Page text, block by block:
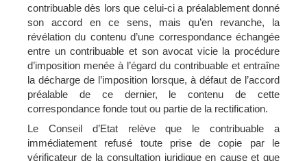
contribuable dès lors que celui-ci a préalablement donné
son accord en ce sens, mais qu’en revanche, la
révélation du contenu d’une correspondance échangée
entre un contribuable et son avocat vicie la procédure
d’imposition menée à l’égard du contribuable et entraîne
la décharge de l’imposition lorsque, à défaut de l’accord
préalable de ce dernier, le contenu de cette
correspondance fonde tout ou partie de la rectification.
Le Conseil d’Etat relève que le contribuable a
immédiatement refusé toute prise de copie par le
vérificateur de la consultation juridique en cause et que